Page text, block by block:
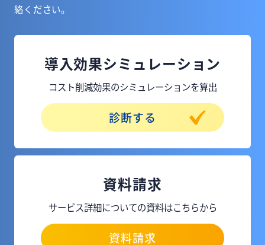
絡ください。
導入効果シミュレーション
コスト削減効果のシミュレーションを算出
診断する
資料請求
サービス詳細についての資料はこちらから
資料請求